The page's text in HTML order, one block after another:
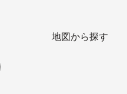
地図から探す